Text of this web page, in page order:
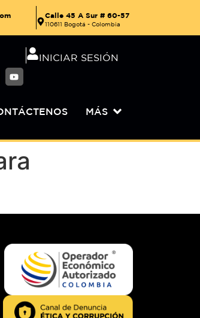
Calle 45 A Sur # 60-57
110611 Bogotá - Colombia
INICIAR SESIÓN
MÁS